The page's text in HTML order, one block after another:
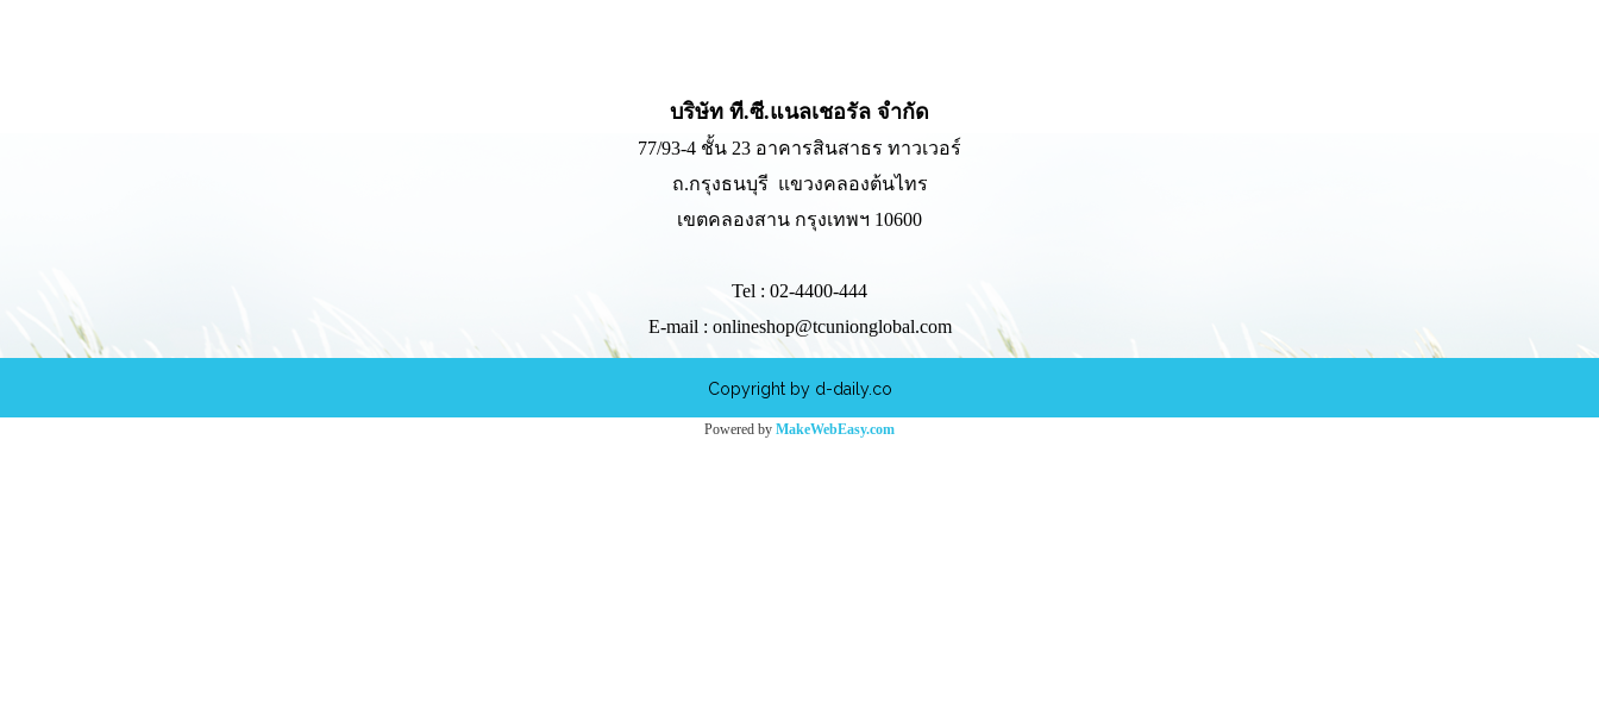
บริษัท ที.ซี.แนลเชอรัล จำกัด
77/93-4 ชั้น 23 อาคารสินสาธร ทาวเวอร์
ถ.กรุงธนบุรี แขวงคลองต้นไทร
เขตคลองสาน กรุงเทพฯ 10600
Tel : 02-4400-444
E-mail : onlineshop@tcunionglobal.com
Copyright by d-daily.co
Powered by MakeWebEasy.com